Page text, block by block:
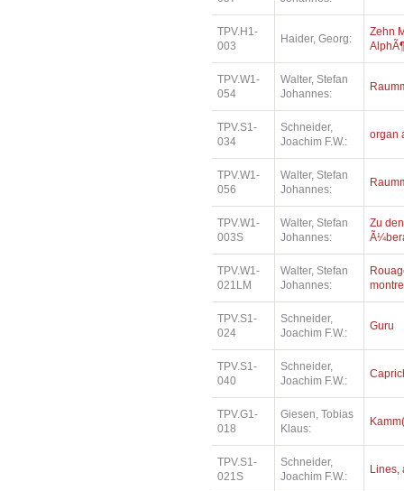
TPV.H1-
003
Haider, Georg:
Zehn
TPV.W1-
054
Walter, Stefan
Johannes:
TPV.S1-
034
Schneider,
Joachim F.W.:
organ
TPV.W1-
056
Walter, Stefan
Johannes:
TPV.W1-
003S
Walter, Stefan
Johannes:
Zu
TPV.W1-
021LM
Walter, Stefan
Johannes:
montre
TPV.S1-
024
Schneider,
Joachim F.W.:
Guru
TPV.S1-
040
Schneider,
Joachim F.W.:
TPV.G1-
018
Giesen, Tobias
Klaus:
TPV.S1-
021S
Schneider,
Joachim F.W.:
Lines,